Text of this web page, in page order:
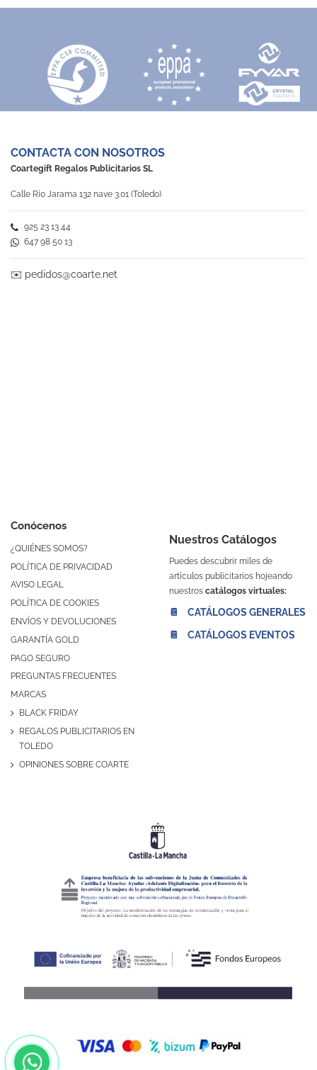
Conócenos
¿QUIÉNES SOMOS?
POLÍTICA DE PRIVACIDAD
AVISO LEGAL
POLÍTICA DE COOKIES
ENVÍOS Y DEVOLUCIONES
GARANTÍA GOLD
PAGO SEGURO
PREGUNTAS FRECUENTES
MARCAS
BLACK FRIDAY
REGALOS PUBLICITARIOS EN
TOLEDO
OPINIONES SOBRE COARTE
Nuestros Catálogos
Puedes descubrir miles de
artículos publicitarios hojeando
nuestros catálogos virtuales:
📔 CATÁLOGOS GENERALES
📔 CATÁLOGOS EVENTOS
CONTACTA CON NOSOTROS
Coartegift Regalos Publicitarios SL
Calle Río Jarama 132 nave 3.01 (Toledo)
925 23 13 44
647 98 50 13
✉️ pedidos@coarte.net